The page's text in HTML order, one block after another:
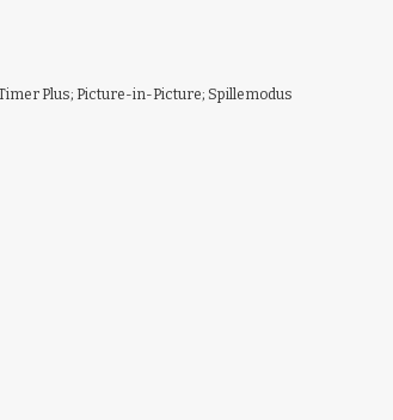
Plus; Picture-in-Picture; Spillemodus